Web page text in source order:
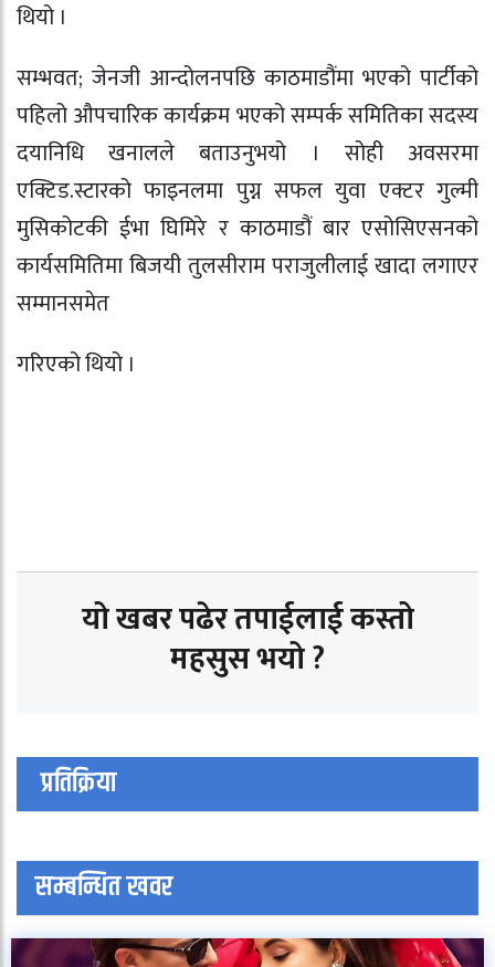
थियो ।
सम्भवत; जेनजी आन्दोलनपछि काठमाडौंमा भएको पार्टीको
पहिलो औपचारिक कार्यक्रम भएको सम्पर्क समितिका सदस्य
दयानिधि खनालले बताउनुभयो । सोही अवसरमा
एक्टिड.स्टारको फाइनलमा पुग्न सफल युवा एक्टर गुल्मी
मुसिकोटकी ईभा घिमिरे र काठमाडौं बार एसोसिएसनको
कार्यसमितिमा बिजयी तुलसीराम पराजुलीलाई खादा लगाएर
सम्मानसमेत
गरिएको थियो ।
यो खबर पढेर तपाईलाई कस्तो
महसुस भयो ?
प्रतिक्रिया
सम्बन्धित खवर